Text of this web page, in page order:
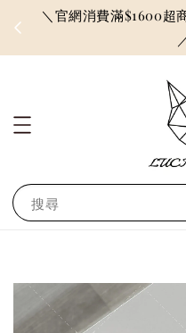
＼官網消費滿$1600超
搜尋